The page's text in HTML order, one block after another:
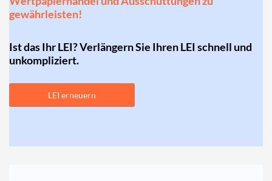
gewährleisten!
Ist das Ihr LEI? Verlängern Sie Ihren LEI schnell und
unkompliziert.
LEI erneuern